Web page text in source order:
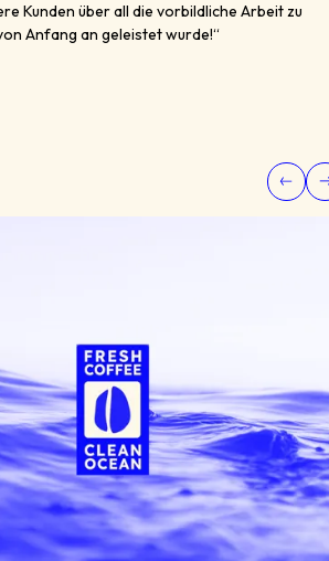
Kunden über all die vorbildliche Arbeit zu
Anfang an geleistet wurde!“